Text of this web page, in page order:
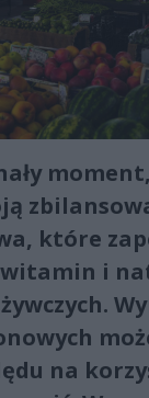
które
witamin i
na